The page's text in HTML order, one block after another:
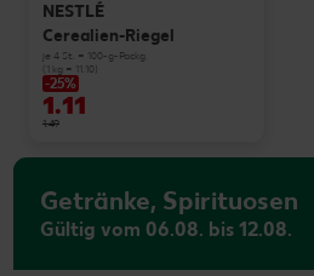
NESTLÉ
Cerealien-Riegel
je 4 St. = 100-g-Packg.
(1 kg = 11.10)
-25%
1.11
1.49
Getränke, Spirituosen
Gültig vom 06.08. bis 12.08.